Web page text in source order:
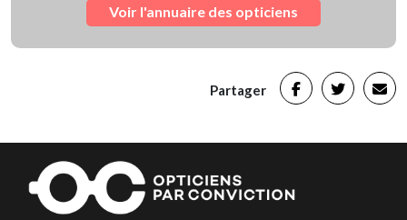
Voir l'annuaire des opticiens
Partager